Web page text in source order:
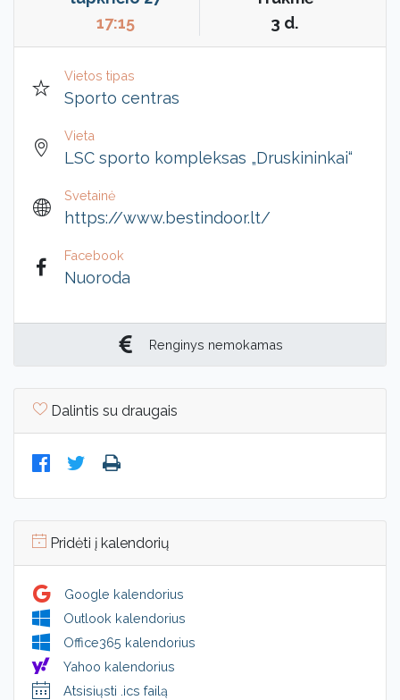
17:15
3 d.
Vietos tipas
Sporto centras
Vieta
LSC sporto kompleksas „Druskininkai“
Svetainė
https://www.bestindoor.lt/
Facebook
Nuoroda
Renginys nemokamas
Dalintis su draugais
Pridėti į kalendorių
Google kalendorius
Outlook kalendorius
Office365 kalendorius
Yahoo kalendorius
Atsisiųsti .ics failą